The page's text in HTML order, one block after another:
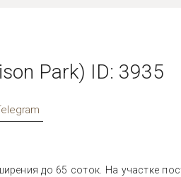
Park) ID: 3935
до 65 соток. На участке